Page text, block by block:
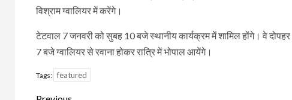
विश्राम ग्वालियर में करेंगे।
टेटवाल 7 जनवरी को सुबह 10 बजे स्थानीय कार्यक्रम में शामिल होंगे। वे
7 बजे ग्वालियर से रवाना होकर रात्रि में भोपाल आयेंगे।
Tags: featured